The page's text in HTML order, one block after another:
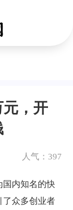
，开
人气：397
内知名的快
了众多创业者